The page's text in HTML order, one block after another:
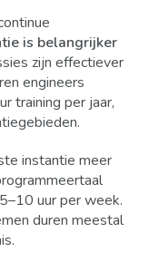
is belangrijker
zijn effectiever
engineers
training per jaar,
instantie meer
uur per week.
duren meestal